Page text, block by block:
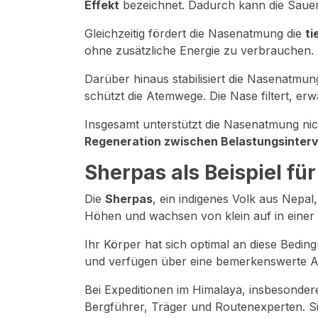
Effekt bezeichnet. Dadurch kann die
Gleichzeitig fördert die Nasenatmung die
ohne zusätzliche Energie zu verbrauchen.
Darüber hinaus stabilisiert die
schützt die Atemwege. Die Nase filtert,
Insgesamt unterstützt die Nasenatmung
Regeneration zwischen
Sherpas als Beispiel
Die Sherpas, ein indigenes Volk aus
Höhen und wachsen von klein auf in
Ihr Körper hat sich optimal an diese
und verfügen über eine bemerkenswerte
Bei Expeditionen im Himalaya,
Bergführer, Träger und Routenexperten.